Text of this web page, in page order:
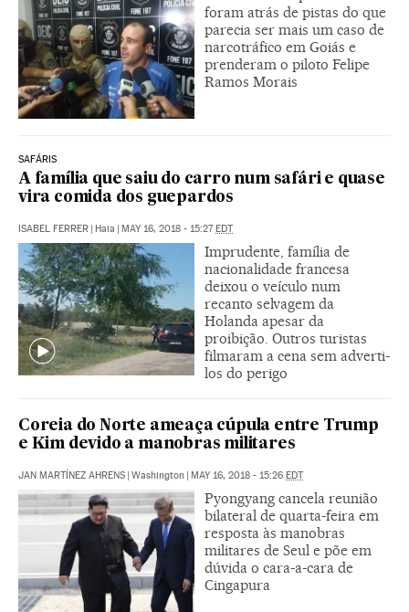
foram atrás de pistas do que
parecia ser mais um caso de
narcotráfico em Goiás e
prenderam o piloto Felipe
Ramos Morais
SAFÁRIS
A família que saiu do carro num safári e quase
vira comida dos guepardos
ISABEL FERRER | Haia | MAY 16, 2018 - 15:27EDT
Imprudente, família de
nacionalidade francesa
deixou o veículo num
recanto selvagem da
Holanda apesar da
proibição. Outros turistas
filmaram a cena sem adverti-
los do perigo
Coreia do Norte ameaça cúpula entre Trump
e Kim devido a manobras militares
JAN MARTÍNEZ AHRENS | Washington | MAY 16, 2018 - 15:26 EDT
Pyongyang cancela reunião
bilateral de quarta-feira em
resposta às manobras
militares de Seul e põe em
dúvida o cara-a-cara de
Cingapura